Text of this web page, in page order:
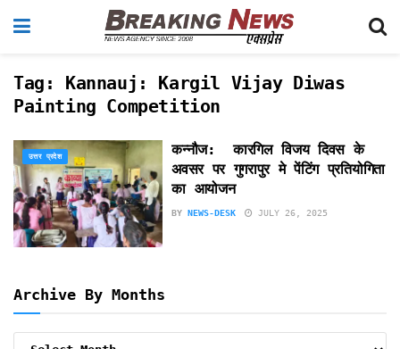
Tag: Kannauj: Kargil Vijay Diwas
Painting Competition
उत्तर प्रदेश
कन्नौज: कारगिल विजय दिवस के
अवसर पर गुगरापुर मे पेंटिंग प्रतियोगिता
का आयोजन
BY NEWS-DESK JULY 26, 2025
Archive By Months